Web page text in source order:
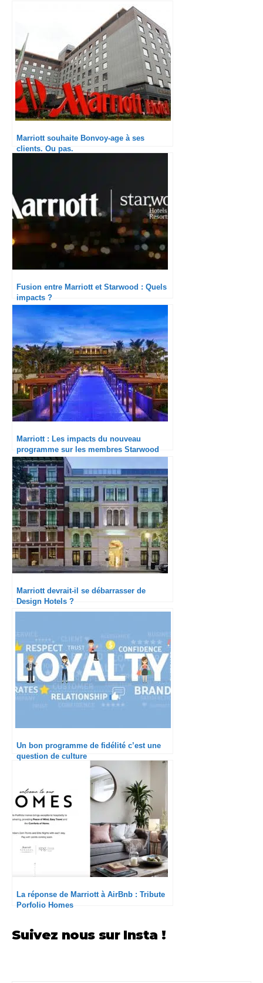
Marriott souhaite Bonvoy-age à ses
clients. Ou pas.
Fusion entre Marriott et Starwood : Quels
impacts ?
Marriott : Les impacts du nouveau
programme sur les membres Starwood
Marriott devrait-il se débarrasser de
Design Hotels ?
Un bon programme de fidélité c’est une
question de culture
La réponse de Marriott à AirBnb : Tribute
Porfolio Homes
Suivez nous sur Insta !